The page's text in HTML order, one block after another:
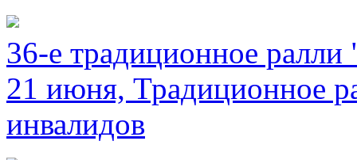
36-е традиционное
21 июня, Традиционное
инвалидов